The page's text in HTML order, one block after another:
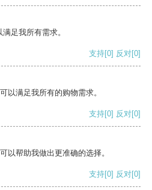
足我所有需求。
支持[0] 反对[0]
以满足我所有的购物需求。
支持[0] 反对[0]
以帮助我做出更准确的选择。
支持[0] 反对[0]